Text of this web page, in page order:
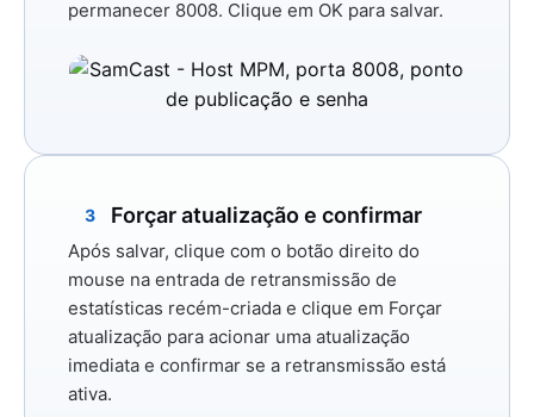
permanecer 8008. Clique em OK para salvar.
3 Forçar atualização e confirmar
Após salvar, clique com o botão direito do
mouse na entrada de retransmissão de
estatísticas recém-criada e clique em Forçar
atualização para acionar uma atualização
imediata e confirmar se a retransmissão está
ativa.